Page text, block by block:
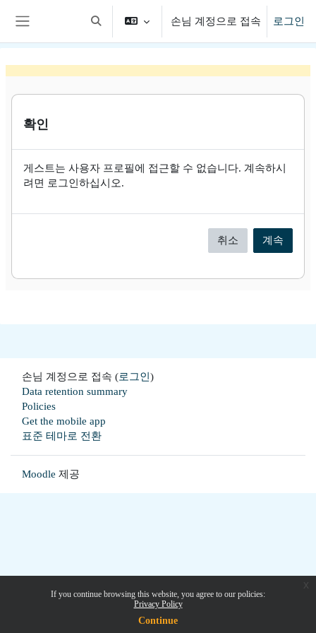
If you continue browsing this website, you agree to our policies:
Privacy Policy
Continue
검색 입력 전환
손님 계정으로 접속 로그인
확인
게스트는 사용자 프로필에 접근할 수 없습니다. 계속하시
려면 로그인하십시오.
취소 계속
손님 계정으로 접속 (로그인 )
Data retention summary
Policies
Get the mobile app
표준 테마로 전환
Moodle 제공